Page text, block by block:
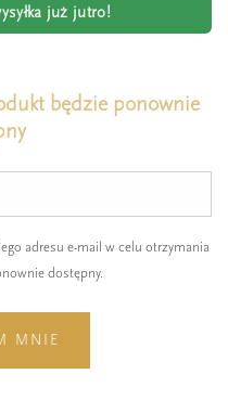
już jutro!
będzie ponownie
adresu e-mail w celu otrzymania
dostępny.
MNIE